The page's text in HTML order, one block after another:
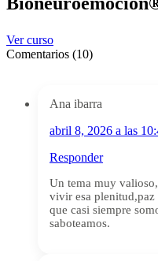
Ver curso
Comentarios (10)
Ana ibarra
abril 8, 2026 a las
Responder
Un tema muy
vivir esa plenitud,paz
que casi siempre
saboteamos.